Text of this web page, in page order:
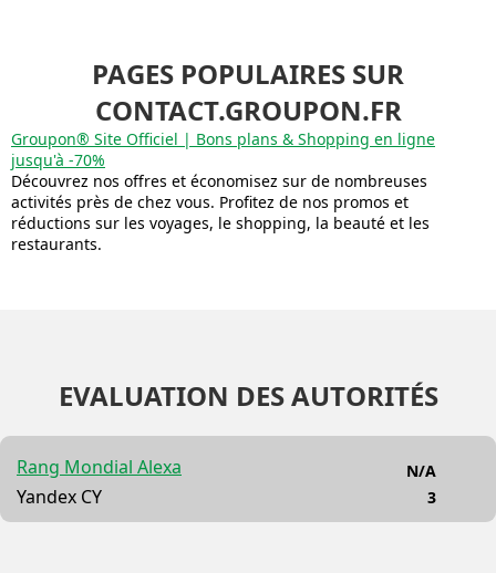
PAGES POPULAIRES SUR
CONTACT.GROUPON.FR
Groupon® Site Officiel | Bons plans & Shopping en ligne
jusqu'à -70%
Découvrez nos offres et économisez sur de nombreuses
activités près de chez vous. Profitez de nos promos et
réductions sur les voyages, le shopping, la beauté et les
restaurants.
EVALUATION DES AUTORITÉS
Rang Mondial Alexa
Yandex CY
N/A
3